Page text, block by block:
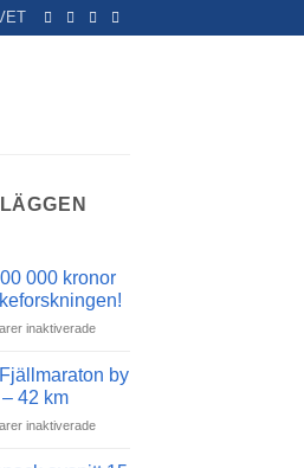
000 kronor
inaktiveradeför
300
till
by
42 km
inaktiveradeför
Fjällmaraton